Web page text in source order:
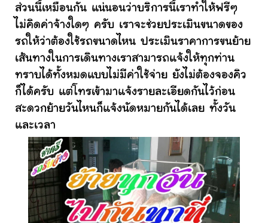
ส่วนนี้เหมือนกัน แน่นอนว่าบริการนี้เราทำให้ฟรีๆ
ไม่คิดค่าจ้างใดๆ ครับ เราจะช่วยประเมินขนาดของ
รถให้ว่าต้องใช้รถขนาดไหน ประเมินราคาการขนย้าย
เส้นทางในการเดินทางเราสามารถแจ้งให้ทุกท่าน
ทราบได้ทั้งหมดแบบไม่มีค่าใช้จ่าย ยังไม่ต้องจองคิว
ก็ได้ครับ แต่โทรเข้ามาแจ้งรายละเอียดกันไว้ก่อน
สะดวกย้ายวันไหนก็แจ้งนัดหมายกันได้เลย ทั้งวัน
และเวลา